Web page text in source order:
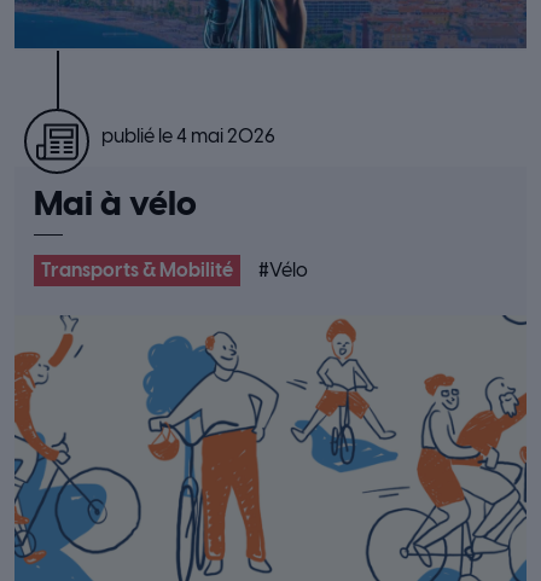
publié le 4 mai 2026
Mai à vélo
Transports & Mobilité #Vélo